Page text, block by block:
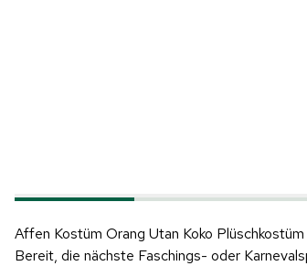
Affen Kostüm Orang Utan Koko
Bereit, die nächste Faschings- oder